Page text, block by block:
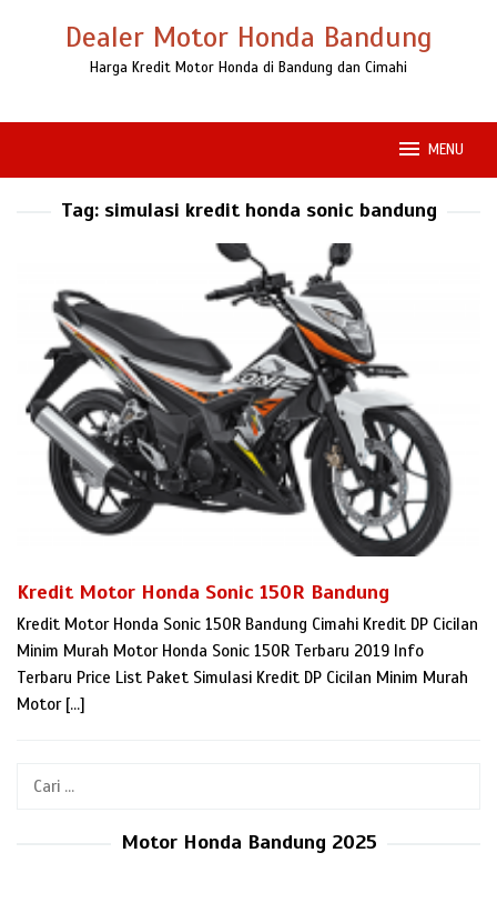
Dealer Motor Honda Bandung
Harga Kredit Motor Honda di Bandung dan Cimahi
MENU
Tag: simulasi kredit honda sonic bandung
Kredit Motor Honda Sonic 150R Bandung
Kredit Motor Honda Sonic 150R Bandung Cimahi Kredit DP Cicilan
Minim Murah Motor Honda Sonic 150R Terbaru 2019 Info
Terbaru Price List Paket Simulasi Kredit DP Cicilan Minim Murah
Motor […]
Cari
Motor Honda Bandung 2025